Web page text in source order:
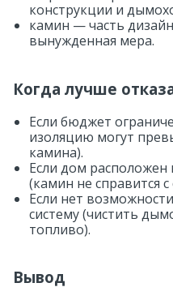
конструкции и
камин — часть
вынужденная мера.
Когда лучше
Если бюджет
изоляцию могут
камина).
Если дом
(камин не справится
Если нет
систему (чистить
топливо).
Вывод